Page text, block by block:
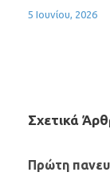
5 Ιουνίου, 2026
Σχετικά
Πρώτη